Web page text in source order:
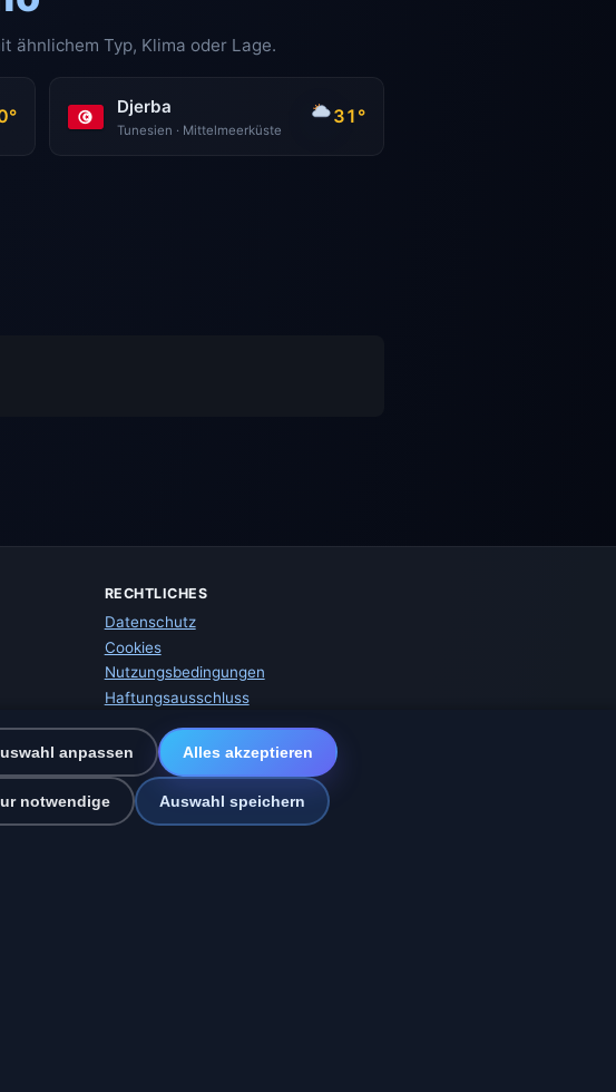
ähnlichem Typ, Klima oder Lage.
Djerba
Tunesien · Mittelmeerküste
31°
RECHTLICHES
Datenschutz
Cookies
Nutzungsbedingungen
Haftungsausschluss
Wir helfen Tieren
Sitemap
Einstellungen
· OpenWeatherMap · Warnungen: DWD
anpassen Alles akzeptieren
notwendige Auswahl speichern